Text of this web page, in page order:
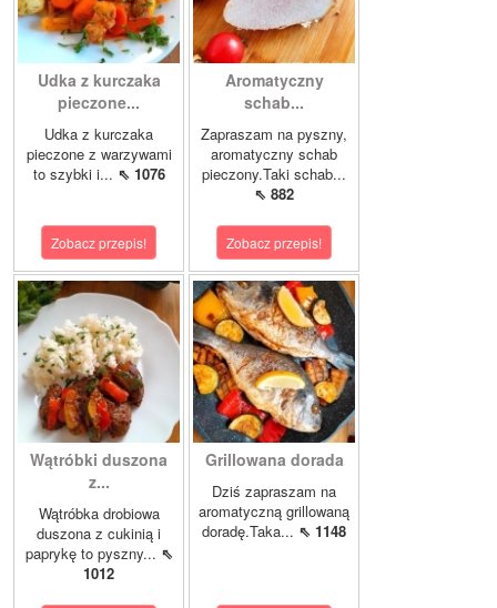
Udka z kurczaka
pieczone...
Udka z kurczaka
pieczone z warzywami
to szybki i... ⇖ 1076
Zobacz przepis!
Aromatyczny
schab...
Zapraszam na pyszny,
aromatyczny schab
pieczony.Taki schab...
⇖ 882
Zobacz przepis!
Wątróbki duszona
z...
Wątróbka drobiowa
duszona z cukinią i
paprykę to pyszny... ⇖
1012
Grillowana dorada
Dziś zapraszam na
aromatyczną grillowaną
doradę.Taka... ⇖ 1148